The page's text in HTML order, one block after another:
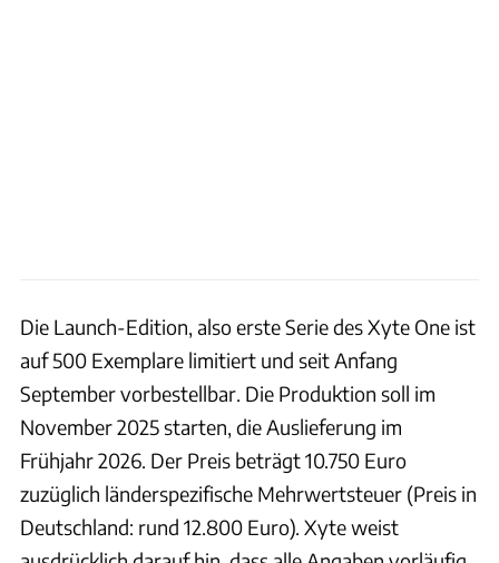
Die Launch-Edition, also erste Serie des Xyte One ist
auf 500 Exemplare limitiert und seit Anfang
September vorbestellbar. Die Produktion soll im
November 2025 starten, die Auslieferung im
Frühjahr 2026. Der Preis beträgt 10.750 Euro
zuzüglich länderspezifische Mehrwertsteuer (Preis in
Deutschland: rund 12.800 Euro). Xyte weist